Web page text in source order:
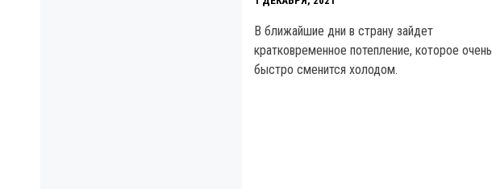
В ближайшие дни в страну зайдет
кратковременное потепление, которое очень
быстро сменится холодом.